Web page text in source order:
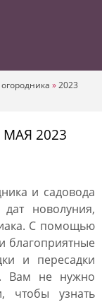
»2023
2023
и садовода
новолуния,
С помощью
благоприятные
и пересадки
Вам не нужно
чтобы узнать